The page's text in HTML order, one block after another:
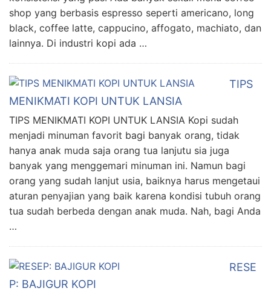
shop yang berbasis espresso seperti americano, long
black, coffee latte, cappucino, affogato, machiato, dan
lainnya. Di industri kopi ada …
TIPS
MENIKMATI KOPI UNTUK LANSIA
TIPS MENIKMATI KOPI UNTUK LANSIA Kopi sudah
menjadi minuman favorit bagi banyak orang, tidak
hanya anak muda saja orang tua lanjutu sia juga
banyak yang menggemari minuman ini. Namun bagi
orang yang sudah lanjut usia, baiknya harus mengetaui
aturan penyajian yang baik karena kondisi tubuh orang
tua sudah berbeda dengan anak muda. Nah, bagi Anda
…
RESE
P: BAJIGUR KOPI